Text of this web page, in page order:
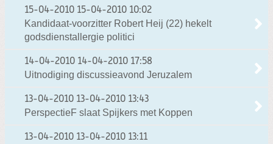
15-04-2010 15-04-2010 10:02
Kandidaat-voorzitter Robert Heij (22) hekelt
godsdienstallergie politici
14-04-2010 14-04-2010 17:58
Uitnodiging discussieavond Jeruzalem
13-04-2010 13-04-2010 13:43
PerspectieF slaat Spijkers met Koppen
13-04-2010 13-04-2010 13:11